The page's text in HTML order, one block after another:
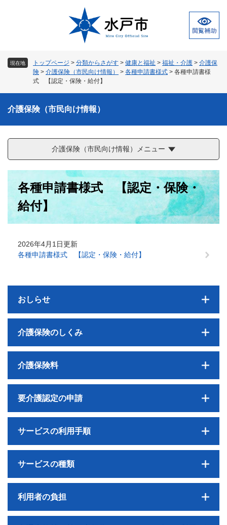
現在地 トップページ > 分類からさがす > 健康と福祉 > 福祉・介護 > 介護保
険 > 介護保険（市民向け情報） > 各種申請書様式 > 各種申請書様
式 【認定・保険・給付】
介護保険（市民向け情報）
介護保険（市民向け情報）メニュー
各種申請書様式 【認定・保険・
給付】
2026年4月1日更新
各種申請書様式 【認定・保険・給付】
おしらせ
介護保険のしくみ
介護保険料
要介護認定の申請
サービスの利用手順
サービスの種類
利用者の負担